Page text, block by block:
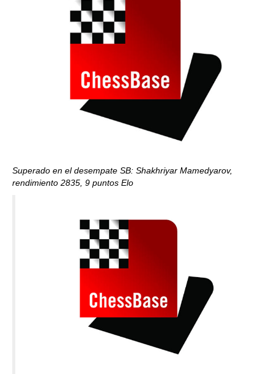
Superado en el desempate SB: Shakhriyar Mamedyarov,
rendimiento 2835, 9 puntos Elo